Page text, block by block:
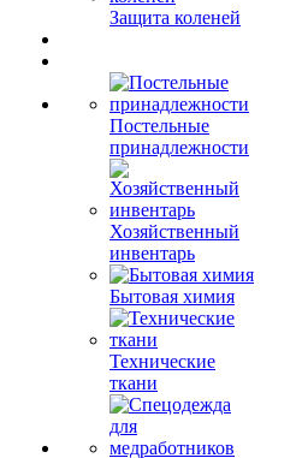
Защита коленей
Постельные
принадлежности
Хозяйственный
инвентарь
Бытовая химия
Технические
ткани